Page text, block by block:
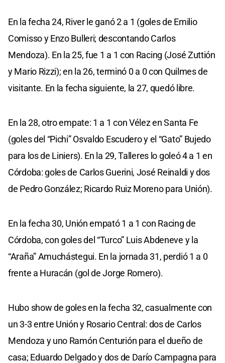
En la fecha 24, River le ganó 2 a 1 (goles de Emilio
Comisso y Enzo Bulleri; descontando Carlos
Mendoza). En la 25, fue 1 a 1 con Racing (José Zuttión
y Mario Rizzi); en la 26, terminó 0 a 0 con Quilmes de
visitante. En la fecha siguiente, la 27, quedó libre.
En la 28, otro empate: 1 a 1 con Vélez en Santa Fe
(goles del “Pichi” Osvaldo Escudero y el “Gato” Bujedo
para los de Liniers). En la 29, Talleres lo goleó 4 a 1 en
Córdoba: goles de Carlos Guerini, José Reinaldi y dos
de Pedro González; Ricardo Ruiz Moreno para Unión).
En la fecha 30, Unión empató 1 a 1 con Racing de
Córdoba, con goles del “Turco” Luis Abdeneve y la
“Araña” Amuchástegui. En la jornada 31, perdió 1 a 0
frente a Huracán (gol de Jorge Romero).
Hubo show de goles en la fecha 32, casualmente con
un 3-3 entre Unión y Rosario Central: dos de Carlos
Mendoza y uno Ramón Centurión para el dueño de
casa; Eduardo Delgado y dos de Darío Campagna para